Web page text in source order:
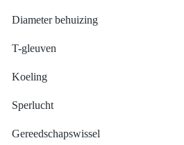
Diameter behuizing
T-gleuven
Koeling
Sperlucht
Gereedschapswissel